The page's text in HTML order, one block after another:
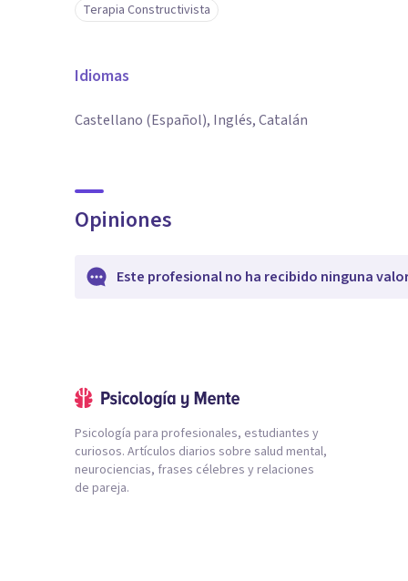
Terapia Constructivista
Idiomas
Castellano (Español), Inglés, Catalán
Opiniones
Este profesional no ha recibido ninguna
Psicología para profesionales, estudiantes y
curiosos. Artículos diarios sobre salud mental,
neurociencias, frases célebres y relaciones
de pareja.